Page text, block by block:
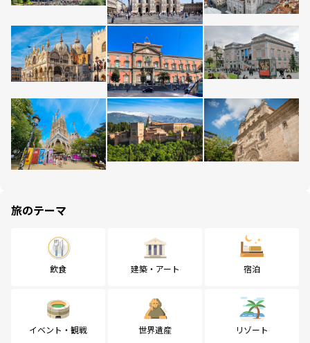
旅のテーマ
飲食 建築・アート 宿泊
イベント・観戦 世界遺産 リゾート